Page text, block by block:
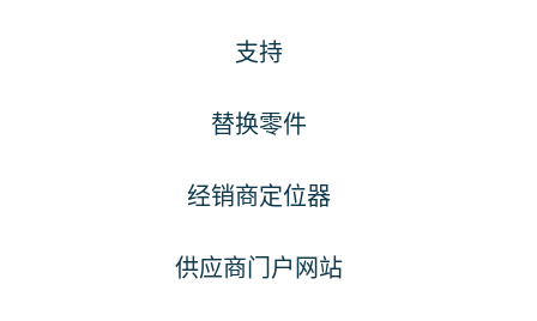
支持
替换零件
经销商定位器
供应商门户网站